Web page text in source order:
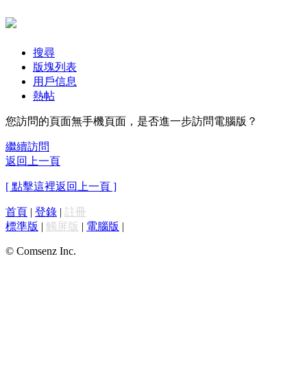
搜尋
版塊列表
用戶信息
熱帖
您訪問的頁面無手機頁面，是否進一步訪問電腦版？
繼續訪問
返回上一頁
[ 點擊這裡返回上一頁 ]
首頁 | 登錄 | 註冊
標準版 | 觸屏版 | 電腦版 |
© Comsenz Inc.